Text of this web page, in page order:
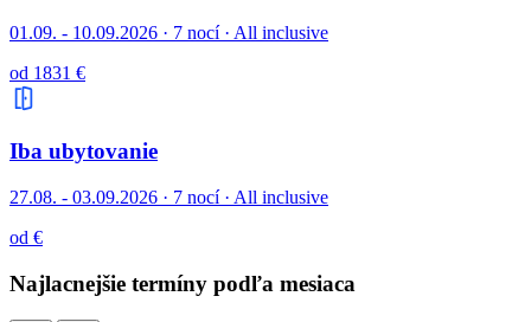
01.09. - 10.09.2026 · 7 nocí · All inclusive
od 1831 €
Iba ubytovanie
27.08. - 03.09.2026 · 7 nocí · All inclusive
od €
Najlacnejšie termíny podľa mesiaca